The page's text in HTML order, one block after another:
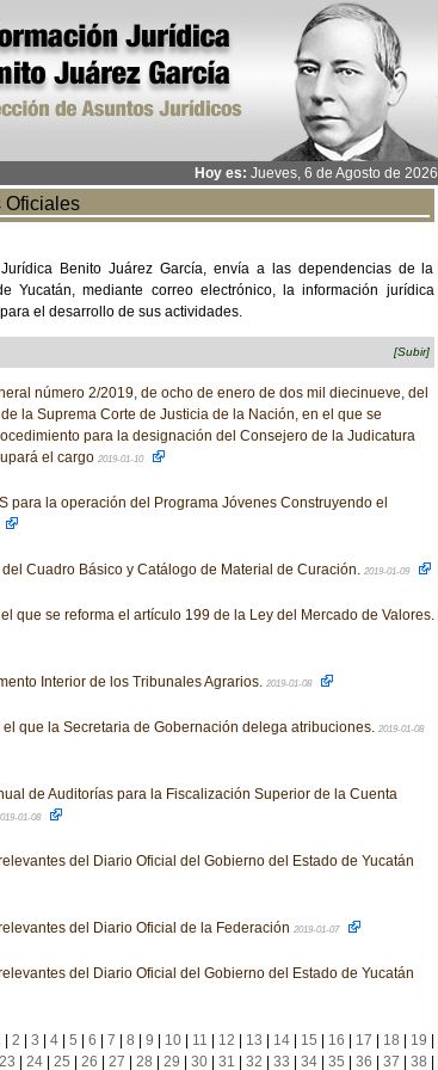
Hoy es: Jueves, 6 de Agosto de 2026
Oficiales
Benito Juárez García, envía a las dependencias de la
Yucatán, mediante correo electrónico, la información jurídica
el desarrollo de sus actividades.
[Subir]
número 2/2019, de ocho de enero de dos mil diecinueve, del
la Suprema Corte de Justicia de la Nación, en el que se
para la designación del Consejero de la Judicatura
el cargo 2019-01-10
para la operación del Programa Jóvenes Construyendo el
del Cuadro Básico y Catálogo de Material de Curación. 2019-01-09
que se reforma el artículo 199 de la Ley del Mercado de Valores.
Interior de los Tribunales Agrarios. 2019-01-08
el que la Secretaria de Gobernación delega atribuciones. 2019-01-08
de Auditorías para la Fiscalización Superior de la Cuenta
01-08
del Diario Oficial del Gobierno del Estado de Yucatán
del Diario Oficial de la Federación 2019-01-07
del Diario Oficial del Gobierno del Estado de Yucatán
2 3 4| 5 6 7 8 9 10| 11 12 13 14| 15 16 17 18 19
23 24| 25 26 27 28 29 30| 31 32 33 34| 35 36 37 38